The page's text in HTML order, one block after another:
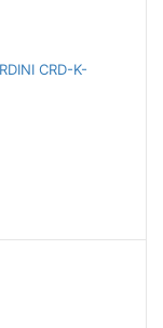
CRD-K-